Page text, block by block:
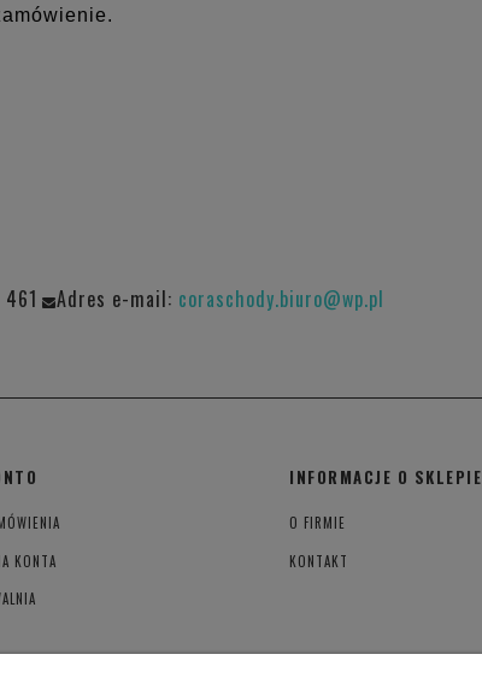
Adres e-mail: coraschody.biuro@wp.pl
KONTA
INFORMACJE O SKLEPIE
O FIRMIE
KONTAKT